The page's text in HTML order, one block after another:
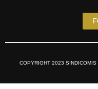
COPYRIGHT 2023